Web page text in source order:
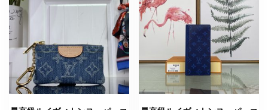
ィ
ニ
個